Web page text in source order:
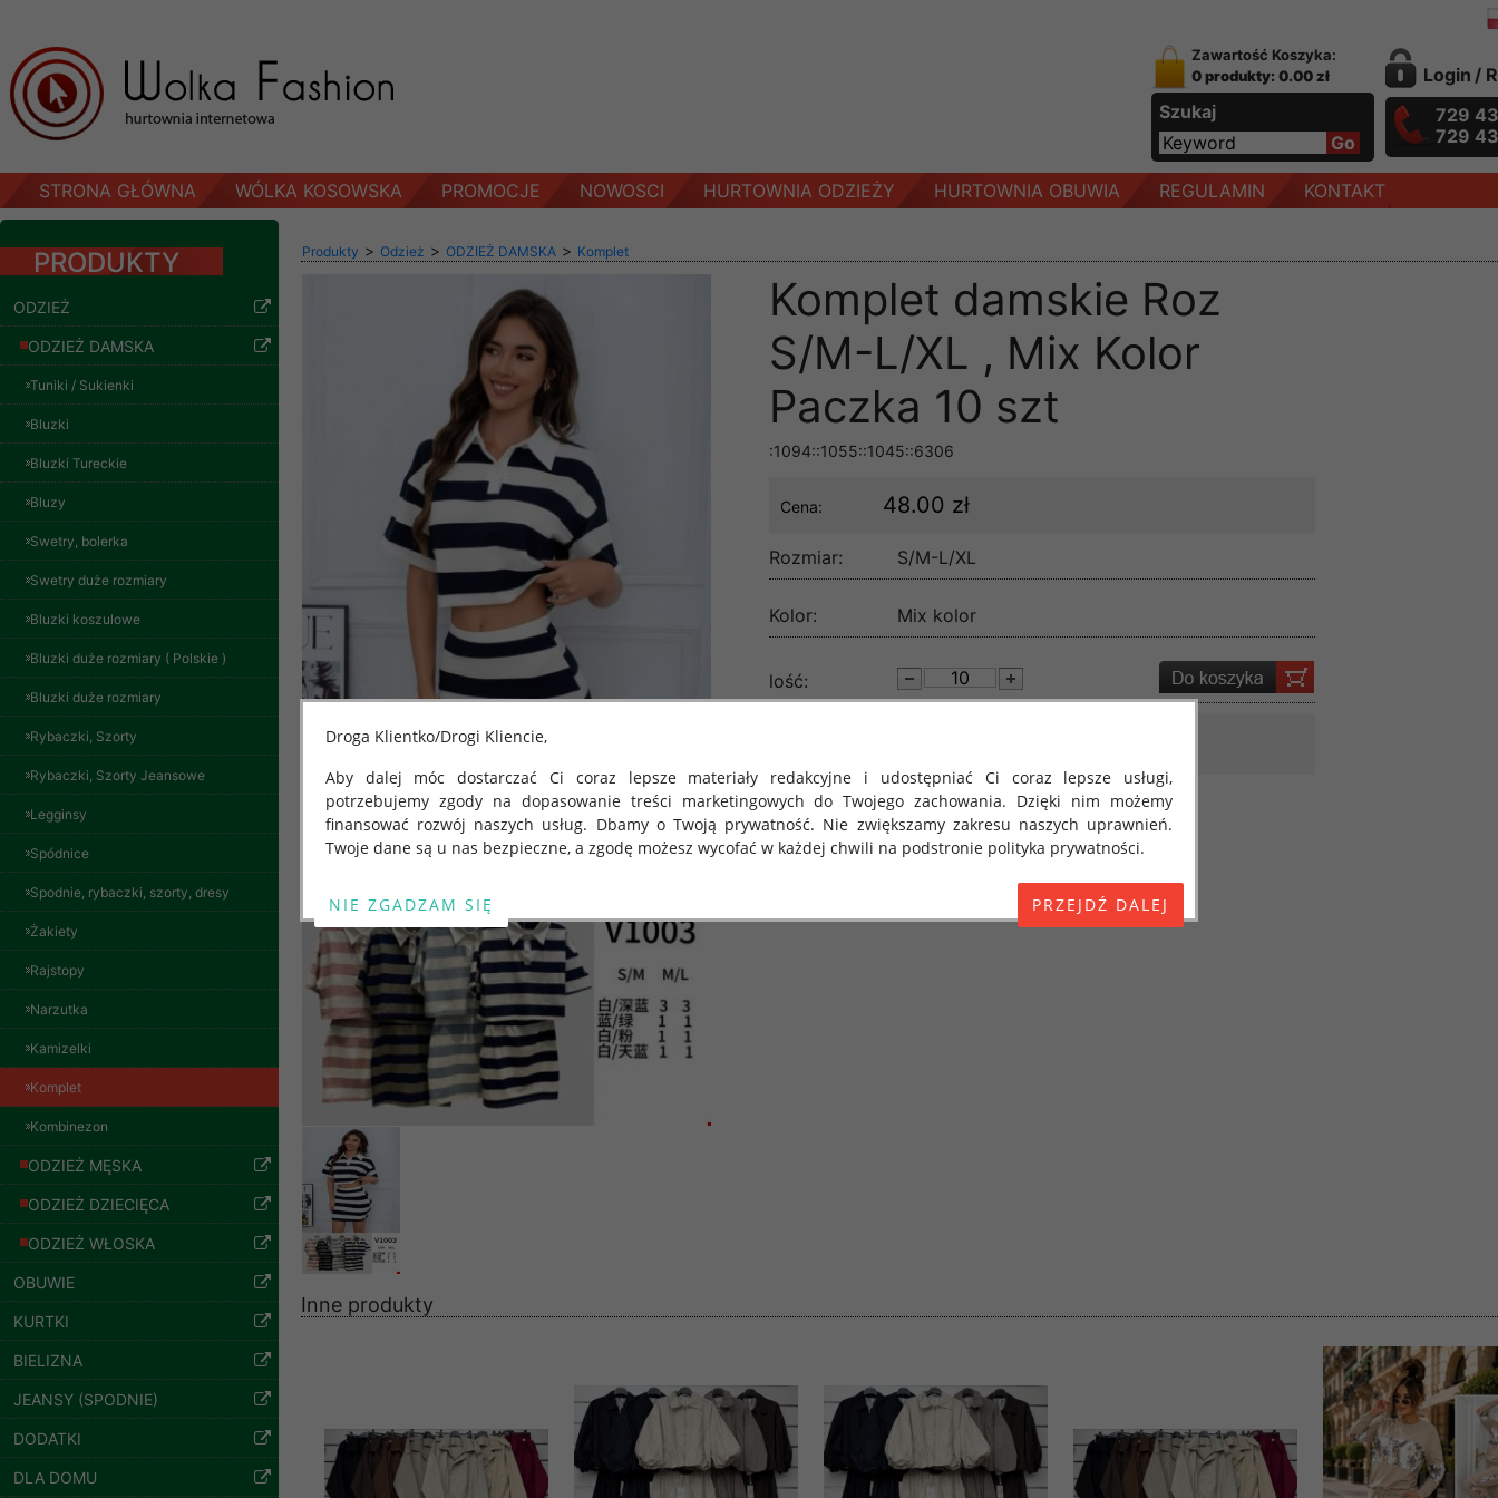
Zawartość Koszyka:
0 produkty: 0.00 zł
Szukaj
Login /
729
729
STRONA GŁÓWNA WÓLKA KOSOWSKA PROMOCJE NOWOSCI HURTOWNIA ODZIEŻY HURTOWNIA OBUWIA REGULAMIN KONTAKT
PRODUKTY
ODZIEŻ
ODZIEŻ DAMSKA
Tuniki / Sukienki
Bluzki
Bluzki Tureckie
Bluzy
Swetry, bolerka
Swetry duże rozmiary
Bluzki koszulowe
Bluzki duże rozmiary ( Polskie )
Bluzki duże rozmiary
Rybaczki, Szorty
Rybaczki, Szorty Jeansowe
Legginsy
Spódnice
Spodnie, rybaczki, szorty, dresy
Żakiety
Rajstopy
Narzutka
Kamizelki
Komplet
Kombinezon
ODZIEŻ MĘSKA
ODZIEŻ DZIECIĘCA
ODZIEŻ WŁOSKA
OBUWIE
KURTKI
BIELIZNA
JEANSY (SPODNIE)
DODATKI
DLA DOMU
Spodnie damskie
jeansy Roz 29-36, 1
Kolor Paczka 10 szt
57.00 zł
Spodnie damskie
jeansy Roz 25-30, 1
Kolor Paczka 10 szt
61.00 zł
Produkty > Odzież > ODZIEŻ DAMSKA > Komplet
Komplet damskie Roz
S/M-L/XL , Mix Kolor
Paczka 10 szt
:1094::1055::1045::6306
Cena: 48.00 zł
Rozmiar: S/M-L/XL
Kolor: Mix kolor
lość:
Inne produkty
Droga Klientko/Drogi Kliencie,
Aby dalej móc dostarczać Ci coraz lepsze materiały redakcyjne i udostępniać Ci coraz lepsze usługi,
potrzebujemy zgody na dopasowanie treści marketingowych do Twojego zachowania. Dzięki nim możemy
finansować rozwój naszych usług. Dbamy o Twoją prywatność. Nie zwiększamy zakresu naszych uprawnień.
Twoje dane są u nas bezpieczne, a zgodę możesz wycofać w każdej chwili na podstronie polityka prywatności.
Od 25 maja 2018 roku obowiązuje Rozporządzenie Parlamentu Europejskiego i Rady (UE) 2016/679 z dnia 27
kwietnia 2016 r. w sprawie ochrony osób fizycznych w związku z przetwarzaniem danych osobowych i w sprawie
swobodnego przepływu takich danych oraz uchylenia dyrektywy 95/46/WE (określane jako "RODO", "ORODO",
"GDPR" lub "Ogólne Rozporządzenie o Ochronie Danych"). W związku z tym chcielibyśmy poinformować Cię o
przetwarzaniu Twoich danych oraz zasadach, na jakich odbywa się to po dniu 25 maja 2018 roku. Poniżej
znajdziesz podstawowe informacje na ten temat.
Potrzebujemy na to Twojej zgody.
Jeżeli klikniesz przycisk „Przejdź dalej” lub zamkniesz to okno, to wyrazisz zgodę na przetwarzanie przez OMEZ
GROUP
Sp. z o.o.
Wyrażenie zgody jest dobrowolne. Zgodę możesz w każdym momencie wycofać . Pamiętaj, że wycofanie zgody nie
wpływa na zgodność z prawem przetwarzania dokonanego wcześniej.
Dodatkowe informacje, w tym o przysługujących uprawnieniach (prawo dostępu, sprostowania oraz usunięcia
Twoich danych, ograniczenia ich przetwarzania, prawo do ich przenoszenia, niepodlegania zautomatyzowanemu
podejmowaniu decyzji, w tym profilowaniu, a także prawo wyrażenia sprzeciwu wobec przetwarzania Twoich
Zapewniamy naszym Klientom pełne poszanowanie ich prywatności oraz ochronę ich danych osobowych.